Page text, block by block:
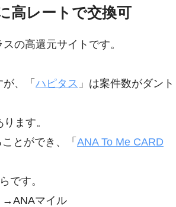
高レートで交換可
の高還元サイトです。
、「 ハピタス 」は案件数がダント
ます。
とができ、「 ANA To Me CARD
です。
→ANAマイル